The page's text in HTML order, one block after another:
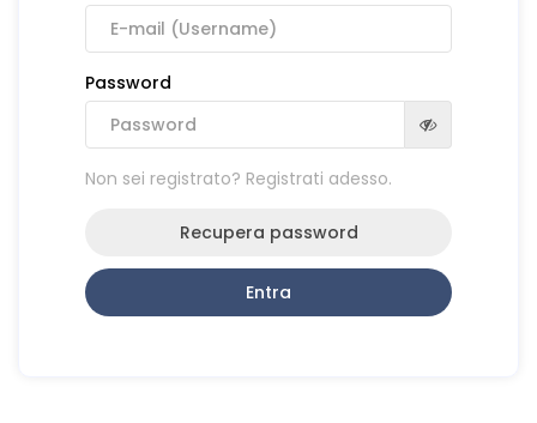
Password
Non sei registrato? Registrati adesso.
Recupera password
Entra